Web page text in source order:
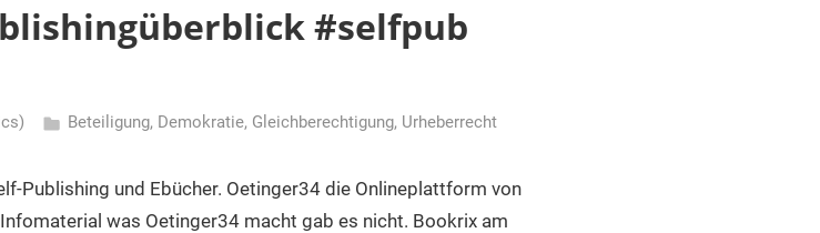
#selfpub
Beteiligung, Demokratie, Gleichberechtigung, Urheberrecht
Publishing und Ebücher. Oetinger34 die Onlineplattform von
was Oetinger34 macht gab es nicht. Bookrix am